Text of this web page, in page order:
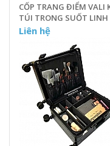
CỐP TRANG ĐIỂM VALI
TÚI TRONG SUỐT
Liên hệ